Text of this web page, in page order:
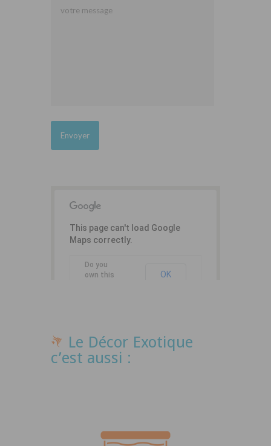
This page can't load Google
Maps correctly.
Do you
own this
OK
Le Décor Exotique
c’est aussi :